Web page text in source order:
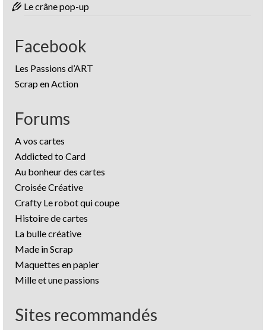
Le crâne pop-up
Facebook
Les Passions d’ART
Scrap en Action
Forums
A vos cartes
Addicted to Card
Au bonheur des cartes
Croisée Créative
Crafty Le robot qui coupe
Histoire de cartes
La bulle créative
Made in Scrap
Maquettes en papier
Mille et une passions
Sites recommandés